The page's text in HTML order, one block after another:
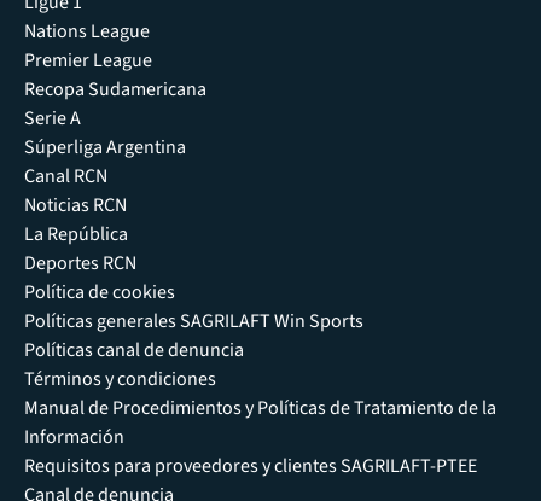
Nations League
Premier League
Recopa Sudamericana
Serie A
Súperliga Argentina
Canal RCN
Noticias RCN
La República
Deportes RCN
Política de cookies
Políticas generales SAGRILAFT Win Sports
Políticas canal de denuncia
Términos y condiciones
Manual de Procedimientos y Políticas de Tratamiento de la
Información
Requisitos para proveedores y clientes SAGRILAFT-PTEE
Canal de denuncia